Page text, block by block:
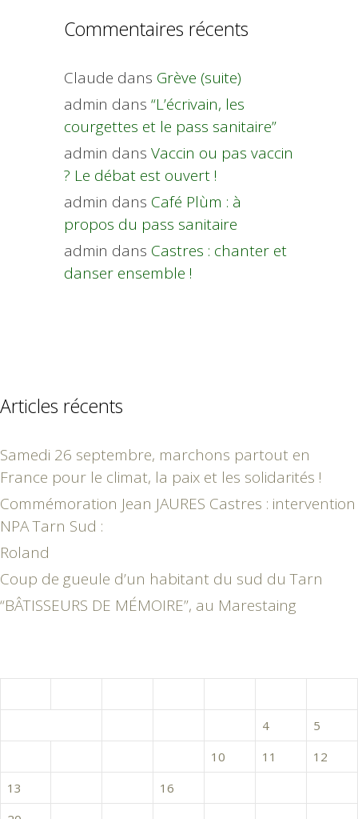
Commentaires récents
Claude dans Grève (suite)
admin dans “L’écrivain, les
courgettes et le pass sanitaire”
admin dans Vaccin ou pas vaccin
? Le débat est ouvert !
admin dans Café Plùm : à
propos du pass sanitaire
admin dans Castres : chanter et
danser ensemble !
Articles récents
Samedi 26 septembre, marchons partout en
France pour le climat, la paix et les solidarités !
Commémoration Jean JAURES Castres : intervention
NPA Tarn Sud :
Roland
Coup de gueule d’un habitant du sud du Tarn
“BÂTISSEURS DE MÉMOIRE”, au Marestaing
4
5
10 11
12
13
16